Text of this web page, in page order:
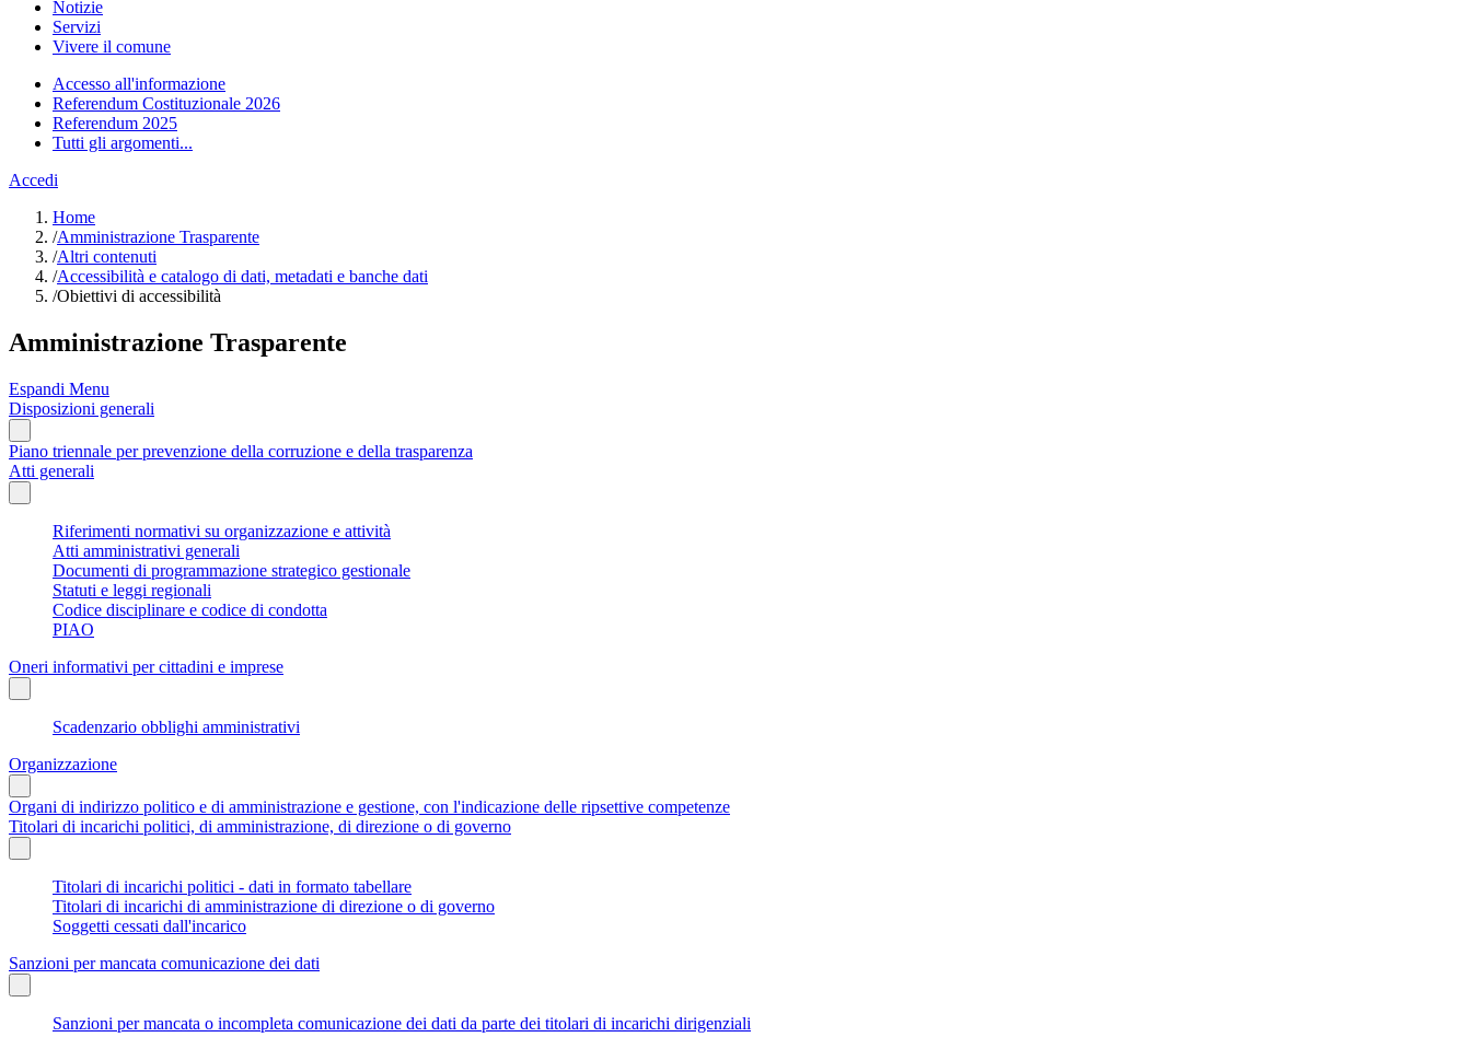
Notizie
Servizi
Vivere il comune
Accesso all'informazione
Referendum Costituzionale 2026
Referendum 2025
Tutti gli argomenti...
Accedi
Home
/Amministrazione Trasparente
/Altri contenuti
/Accessibilità e catalogo di dati, metadati e banche dati
/Obiettivi di accessibilità
Amministrazione Trasparente
Espandi Menu
Disposizioni generali
Piano triennale per prevenzione della corruzione e della trasparenza
Atti generali
Riferimenti normativi su organizzazione e attività
Atti amministrativi generali
Documenti di programmazione strategico gestionale
Statuti e leggi regionali
Codice disciplinare e codice di condotta
PIAO
Oneri informativi per cittadini e imprese
Scadenzario obblighi amministrativi
Organizzazione
Organi di indirizzo politico e di amministrazione e gestione, con l'indicazione delle ripsettive competenze
Titolari di incarichi politici, di amministrazione, di direzione o di governo
Titolari di incarichi politici - dati in formato tabellare
Titolari di incarichi di amministrazione di direzione o di governo
Soggetti cessati dall'incarico
Sanzioni per mancata comunicazione dei dati
Sanzioni per mancata o incompleta comunicazione dei dati da parte dei titolari di incarichi dirigenziali